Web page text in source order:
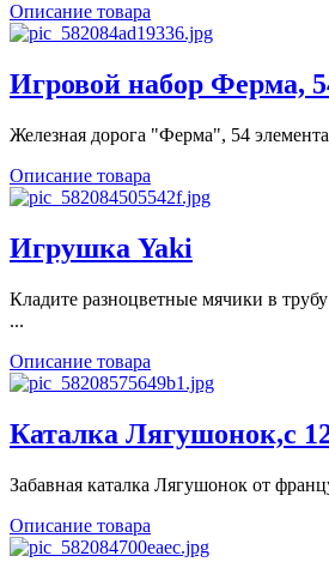
Описание товара
Игровой набор Ферма,
Железная дорога "Ферма", 54
Описание товара
Игрушка Yaki
Кладите разноцветные мячики в
...
Описание товара
Каталка Лягушонок,с
Забавная каталка Лягушонок от
Описание товара